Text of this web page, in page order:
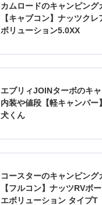
カムロードのキャンピング
【キャブコン】ナッツク
ボリューション5.0XX
エブリィJOINターボのキ
内装や値段【軽キャンパー
犬くん
コースターのキャンピング
【フルコン】ナッツRVボ
エボリューション タイプT